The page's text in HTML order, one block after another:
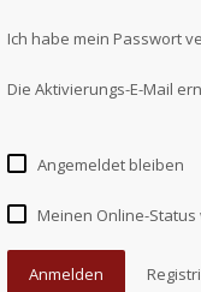
Ich habe mein Passwort
Die Aktivierungs-E-Mail
Angemeldet bleiben
Meinen Online-
Anmelden